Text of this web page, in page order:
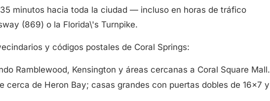
minutos hacia toda la ciudad — incluso en horas de tráfico
(869) o la Florida\'s Turnpike.
y códigos postales de Coral Springs:
Ramblewood, Kensington y áreas cercanas a Coral Square Mall.
cerca de Heron Bay; casas grandes con puertas dobles de 16x7 y